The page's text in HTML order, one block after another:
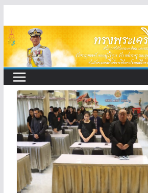
to
content